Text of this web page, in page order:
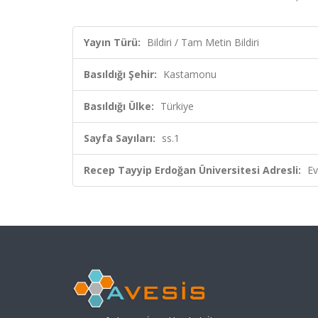
Yayın Türü: Bildiri / Tam Metin Bildiri
Basıldığı Şehir: Kastamonu
Basıldığı Ülke: Türkiye
Sayfa Sayıları: ss.1
Recep Tayyip Erdoğan Üniversitesi Adresli: